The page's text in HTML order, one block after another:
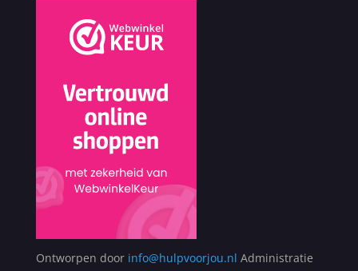
Ontworpen door info@hulpvoorjou.nl Administratie